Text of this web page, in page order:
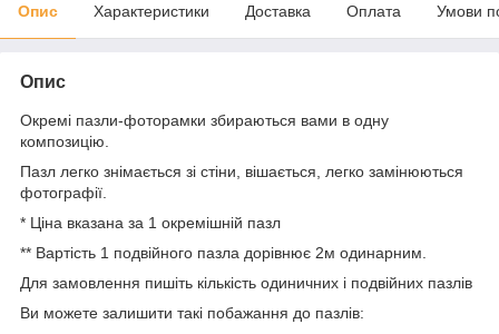
Опис Характеристики Доставка Оплата Умови
Опис
Окремі пазли-фоторамки збираються вами в одну
композицію.
Пазл легко знімається зі стіни, вішається, легко замінюються
фотографії.
* Ціна вказана за 1 окремішній пазл
** Вартість 1 подвійного пазла дорівнює 2м одинарним.
Для замовлення пишіть кількість одиничних і подвійних пазлів
Ви можете залишити такі побажання до пазлів: